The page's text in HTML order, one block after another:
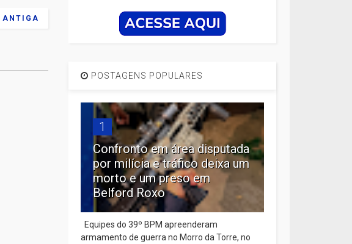
ANTIGA
POSTAGENS POPULARES
1
Confronto em área disputada
por milícia e tráfico deixa um
morto e um preso em
Belford Roxo
Equipes do 39º BPM apreenderam
armamento de guerra no Morro da Torre, no